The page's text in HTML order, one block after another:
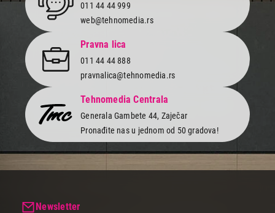
229.999,00
MOBILNI TELEFONI
HONOR Magic V6 16GB/512GB Reddish
Brown
Proizvod je dodat u korpu.
Ukupno u korpi:0,00
Nastavi kupovinu
011 44 44 999
web@tehnomedia.rs
Pravna lica
011 44 44 888
pravnalica@tehnomedia.rs
Tehnomedia Centrala
Generala Gambete 44, Zaječar
Pronađite nas u jednom od 50 gradova!
Newsletter